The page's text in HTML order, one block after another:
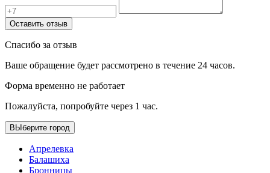
Оставить отзыв
Спасибо за отзыв
Ваше обращение будет рассмотрено в течение 24 часов.
Форма временно не работает
Пожалуйста, попробуйте через 1 час.
ВЫберите город
Апрелевка
Балашиха
Бронницы